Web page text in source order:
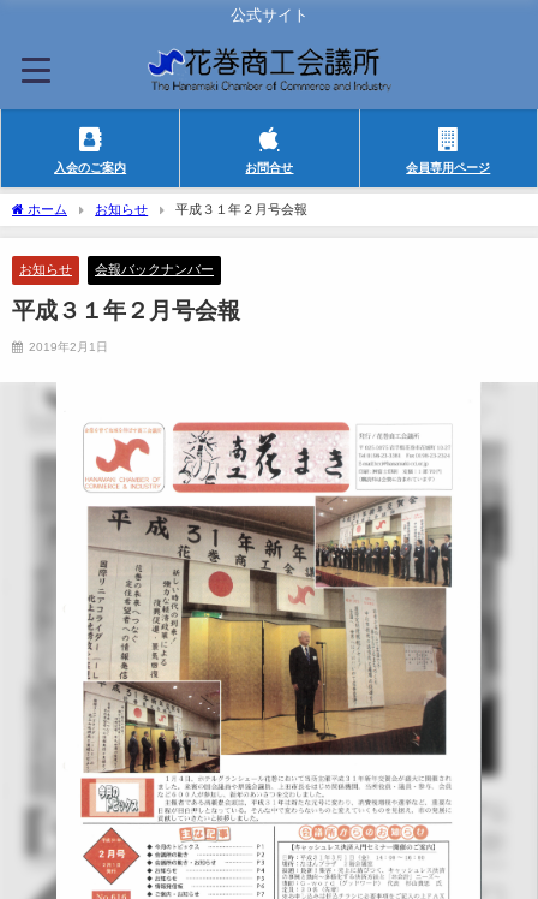
公式サイト
入会のご案内 お問合せ 会員専用ページ
ホーム お知らせ 平成３１年２月号会報
お知らせ 会報バックナンバー
平成３１年２月号会報
2019年2月1日